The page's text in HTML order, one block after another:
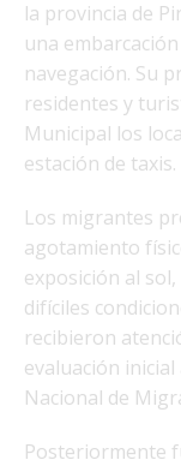
la provincia de
una
navegación. Su
residentes y
Municipal los
estación de taxis.
Los migrantes
agotamiento
exposición al
difíciles
recibieron
evaluación
Nacional de
Posteriormente